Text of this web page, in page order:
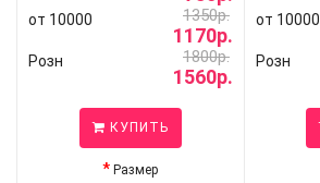
от 10000 1350р.
1170р.
Розн 1800р.
1560р.
КУПИТЬ
Размер
от 10000
Розн